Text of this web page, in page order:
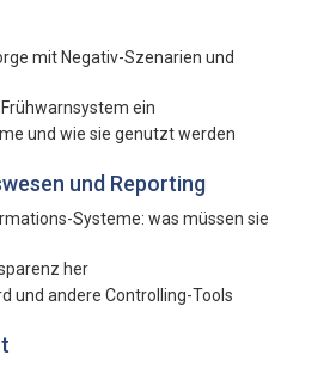
mit Negativ-Szenarien und
ein
und wie sie genutzt werden
und Reporting
Systeme: was müssen sie
her
und andere Controlling-Tools